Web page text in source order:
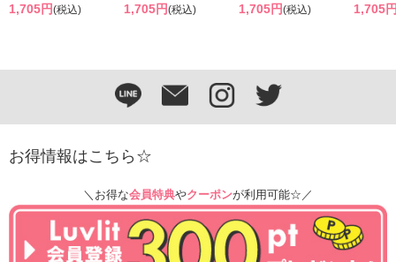
1,705円(税込) 1,705円(税込) 1,705円(税込) 1,705
お得情報はこちら☆
＼お得な会員特典やクーポンが利用可能☆／